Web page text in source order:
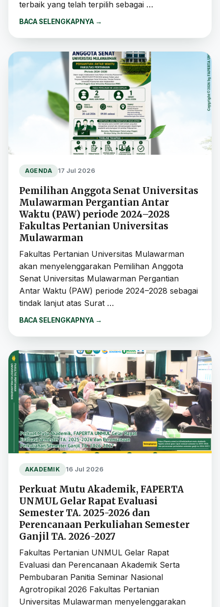
terbaik yang telah terpilih sebagai …
BACA SELENGKAPNYA →
AGENDA 17 Jul 2026
Pemilihan Anggota Senat Universitas
Mulawarman Pergantian Antar
Waktu (PAW) periode 2024–2028
Fakultas Pertanian Universitas
Mulawarman
Fakultas Pertanian Universitas Mulawarman
akan menyelenggarakan Pemilihan Anggota
Senat Universitas Mulawarman Pergantian
Antar Waktu (PAW) periode 2024–2028 sebagai
tindak lanjut atas Surat …
BACA SELENGKAPNYA →
AKADEMIK 16 Jul 2026
Perkuat Mutu Akademik, FAPERTA
UNMUL Gelar Rapat Evaluasi
Semester TA. 2025-2026 dan
Perencanaan Perkuliahan Semester
Ganjil TA. 2026-2027
Fakultas Pertanian UNMUL Gelar Rapat
Evaluasi dan Perencanaan Akademik Serta
Pembubaran Panitia Seminar Nasional
Agrotropikal 2026 Fakultas Pertanian
Universitas Mulawarman menyelenggarakan